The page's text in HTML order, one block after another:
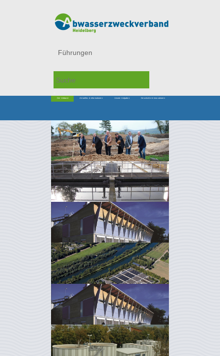
Führungen
Der Verband Aktuelles & Informationen Unsere Aufgaben Geschichte & Innovationen